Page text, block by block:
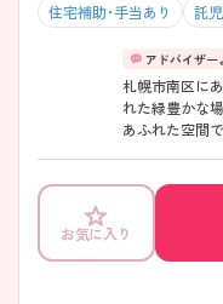
住宅補助・手当あり 託
札幌市南区に
れた緑豊かな
あふれた空間
プライベート
ましたら是非
お気に入り